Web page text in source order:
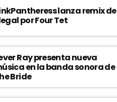
lanza remix de
por Four Tet
Ray presenta nueva
en la banda sonora de
Bride